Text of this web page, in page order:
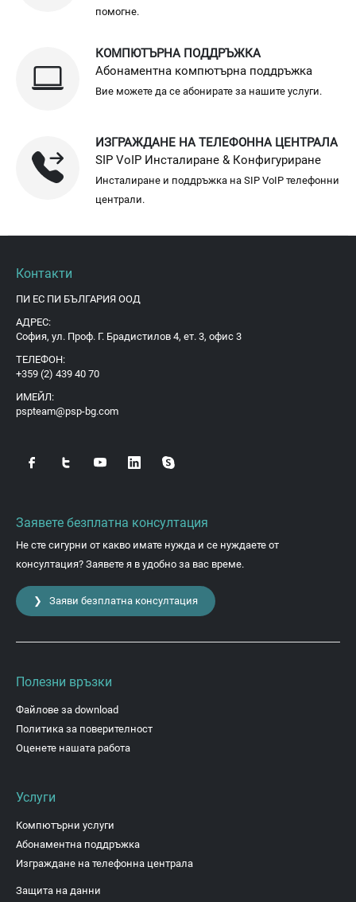
помогне.
КОМПЮТЪРНА ПОДДРЪЖКА
Абонаментна компютърна поддръжка
Вие можете да се абонирате за нашите услуги.
ИЗГРАЖДАНЕ НА ТЕЛЕФОННА ЦЕНТРАЛА
SIP VoIP Инсталиране & Конфигуриране
Инсталиране и поддръжка на SIP VoIP телефонни
централи.
Контакти
ПИ ЕС ПИ БЪЛГАРИЯ ООД
АДРЕС:
София, ул. Проф. Г. Брадистилов 4, ет. 3, офис 3
ТЕЛЕФОН:
+359 (2) 439 40 70
ИМЕЙЛ:
pspteam@psp-bg.com
Заявете безплатна консултация
Не сте сигурни от какво имате нужда и се нуждаете от
консултация? Заявете я в удобно за вас време.
❯ Заяви безплатна консултация
Полезни връзки
Файлове за download
Политика за поверителност
Оценете нашата работа
Услуги
Компютърни услуги
Абонаментна поддръжка
Изграждане на телефонна централа
Защита на данни